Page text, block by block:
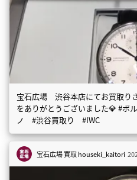
宝石広場 渋谷本店にてお買取り
をありがとうございました💎 #
ノ #渋谷買取り #IWC
宝石広場 買取houseki_kaitori